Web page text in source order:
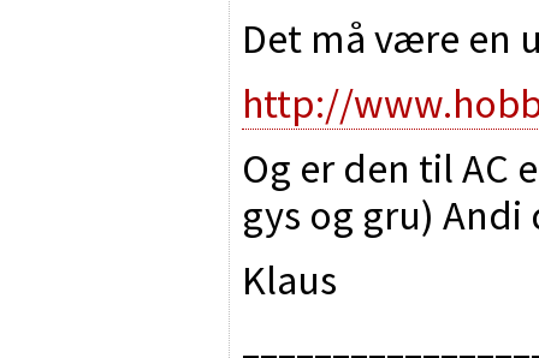
Det må være en
http://
Og er den til AC
gys og gru) Andi
Klaus